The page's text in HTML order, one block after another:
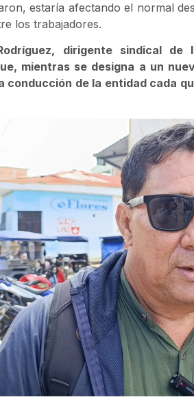
estaría afectando el normal
los trabajadores.
dirigente sindical
mientras se designa a un
conducción de la entidad cada